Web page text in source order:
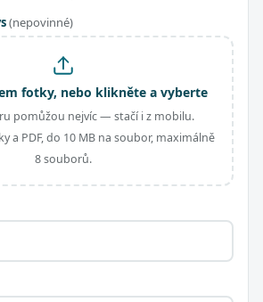
(nepovinné)
fotky, nebo klikněte a vyberte
pomůžou nejvíc — stačí i z mobilu.
a PDF, do 10 MB na soubor, maximálně
8 souborů.